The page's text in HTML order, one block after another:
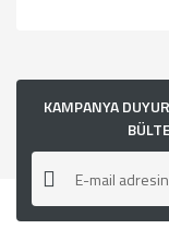
kullanarak
Görüş ve
Ürün resmi
Ürün
Ürün
KAMPANYA